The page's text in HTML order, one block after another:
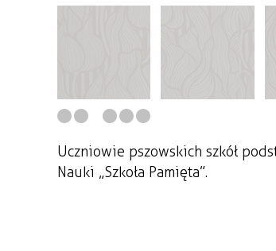
Uczniowie pszowskich szkół
Nauki „Szkoła Pamięta”.